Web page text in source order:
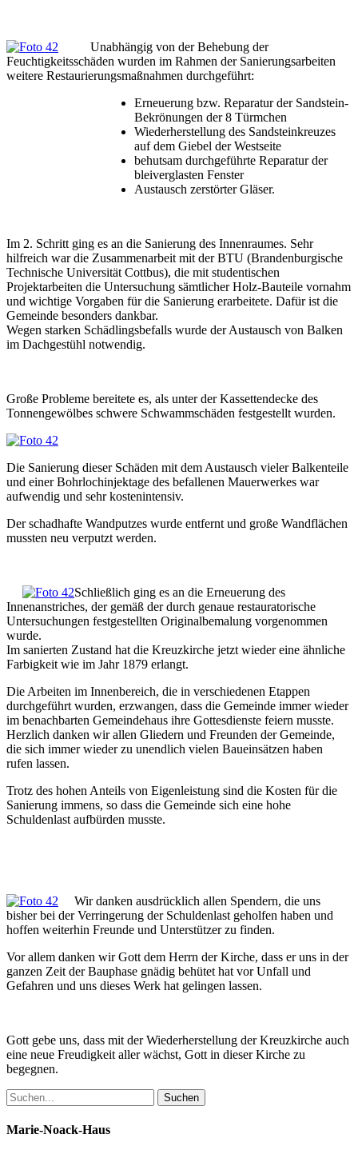
Unabhängig von der Behebung der
Feuchtigkeitsschäden wurden im Rahmen der Sanierungsarbeiten
weitere Restaurierungsmaßnahmen durchgeführt:
Erneuerung bzw. Reparatur der Sandstein-
Bekrönungen der 8 Türmchen
Wiederherstellung des Sandsteinkreuzes
auf dem Giebel der Westseite
behutsam durchgeführte Reparatur der
bleiverglasten Fenster
Austausch zerstörter Gläser.
Im 2. Schritt ging es an die Sanierung des Innenraumes. Sehr
hilfreich war die Zusammenarbeit mit der BTU (Brandenburgische
Technische Universität Cottbus), die mit studentischen
Projektarbeiten die Untersuchung sämtlicher Holz-Bauteile vornahm
und wichtige Vorgaben für die Sanierung erarbeitete. Dafür ist die
Gemeinde besonders dankbar.
Wegen starken Schädlingsbefalls wurde der Austausch von Balken
im Dachgestühl notwendig.
Große Probleme bereitete es, als unter der Kassettendecke des
Tonnengewölbes schwere Schwammschäden festgestellt wurden.
Die Sanierung dieser Schäden mit dem Austausch vieler Balkenteile
und einer Bohrlochinjektage des befallenen Mauerwerkes war
aufwendig und sehr kostenintensiv.
Der schadhafte Wandputzes wurde entfernt und große Wandflächen
mussten neu verputzt werden.
Schließlich ging es an die Erneuerung des
Innenanstriches, der gemäß der durch genaue restauratorische
Untersuchungen festgestellten Originalbemalung vorgenommen
wurde.
Im sanierten Zustand hat die Kreuzkirche jetzt wieder eine ähnliche
Farbigkeit wie im Jahr 1879 erlangt.
Die Arbeiten im Innenbereich, die in verschiedenen Etappen
durchgeführt wurden, erzwangen, dass die Gemeinde immer wieder
im benachbarten Gemeindehaus ihre Gottesdienste feiern musste.
Herzlich danken wir allen Gliedern und Freunden der Gemeinde,
die sich immer wieder zu unendlich vielen Baueinsätzen haben
rufen lassen.
Trotz des hohen Anteils von Eigenleistung sind die Kosten für die
Sanierung immens, so dass die Gemeinde sich eine hohe
Schuldenlast aufbürden musste.
Wir danken ausdrücklich allen Spendern, die uns
bisher bei der Verringerung der Schuldenlast geholfen haben und
hoffen weiterhin Freunde und Unterstützer zu finden.
Vor allem danken wir Gott dem Herrn der Kirche, dass er uns in der
ganzen Zeit der Bauphase gnädig behütet hat vor Unfall und
Gefahren und uns dieses Werk hat gelingen lassen.
Gott gebe uns, dass mit der Wiederherstellung der Kreuzkirche auch
eine neue Freudigkeit aller wächst, Gott in dieser Kirche zu
begegnen.
Marie-Noack-Haus